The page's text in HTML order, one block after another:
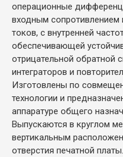
операционные
входным сопротивлением
токов, с внутренней
обеспечивающей
отрицательной обратной
интеграторов и
Изготовлены по
технологии и
аппаратуре общего
Выпускаются в круглом
вертикальным
отверстия печатной платы.